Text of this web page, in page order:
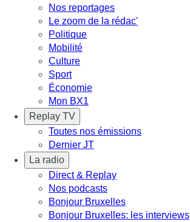
Nos reportages
Le zoom de la rédac'
Politique
Mobilité
Culture
Sport
Économie
Mon BX1
Replay TV
Toutes nos émissions
Dernier JT
La radio
Direct & Replay
Nos podcasts
Bonjour Bruxelles
Bonjour Bruxelles: les interviews